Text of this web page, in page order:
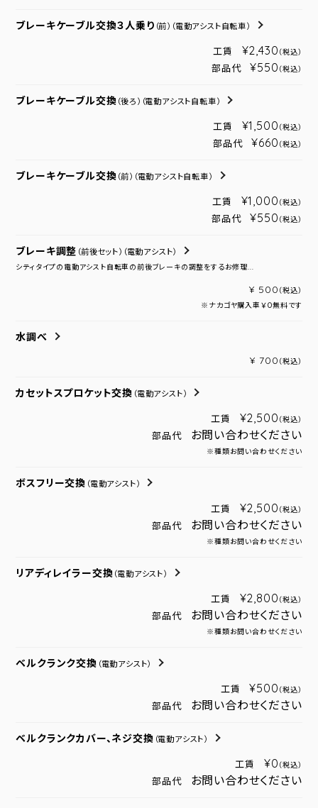
ブレーキケーブル交換３人乗り （前） （電動アシスト自転車）
工賃 ¥2,430 （税込）
部品代 ¥550 （税込）
ブレーキケーブル交換 （後ろ） （電動アシスト自転車）
工賃 ¥1,500 （税込）
部品代 ¥660 （税込）
ブレーキケーブル交換 （前） （電動アシスト自転車）
工賃 ¥1,000 （税込）
部品代 ¥550 （税込）
ブレーキ調整 （前後セット） （電動アシスト）
シティタイプの電動アシスト自転車の前後ブレーキの調整をするお修理...
¥ 500 （税込）
※ナカゴヤ購入車￥０無料です
水調べ
¥ 700 （税込）
カセットスプロケット交換 （電動アシスト）
工賃 ¥2,500 （税込）
部品代 お問い合わせください
※種類お問い合わせください
ボスフリー交換 （電動アシスト）
工賃 ¥2,500 （税込）
部品代 お問い合わせください
※種類お問い合わせください
リアディレイラー交換 （電動アシスト）
工賃 ¥2,800 （税込）
部品代 お問い合わせください
※種類お問い合わせください
ベルクランク交換 （電動アシスト）
工賃 ¥500 （税込）
部品代 お問い合わせください
ベルクランクカバー、ネジ交換 （電動アシスト）
工賃 ¥0 （税込）
部品代 お問い合わせください